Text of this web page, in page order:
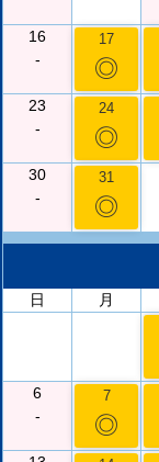
16
-
17
◎
23
-
24
◎
30
-
31
◎
日
月
6
-
7
◎